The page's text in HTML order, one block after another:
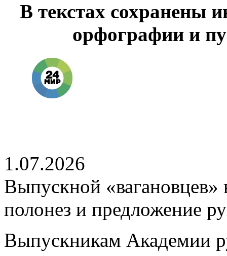
В текстах сохранены
орфографии и
1.07.2026
Выпускной
полонез и предложение
Выпускникам Академии